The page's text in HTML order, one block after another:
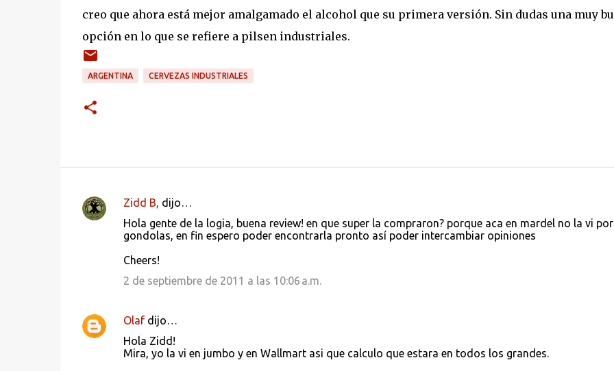
creo que ahora está mejor amalgamado el alcohol que su primera versión. Sin dudas una muy
opción en lo que se refiere a pilsen industriales.
ARGENTINA CERVEZAS INDUSTRIALES
C
a
Zidd B, dijo…
Hola gente de la logia, buena review! en que super la compraron? porque aca en mardel no la vi
gondolas, en fin espero poder encontrarla pronto así poder intercambiar opiniones
Cheers!
2 de septiembre de 2011 a las 10:06 a.m.
Olafdijo…
Hola Zidd!
Mira, yo la vi en jumbo y en Wallmart asi que calculo que estara en todos los grandes.